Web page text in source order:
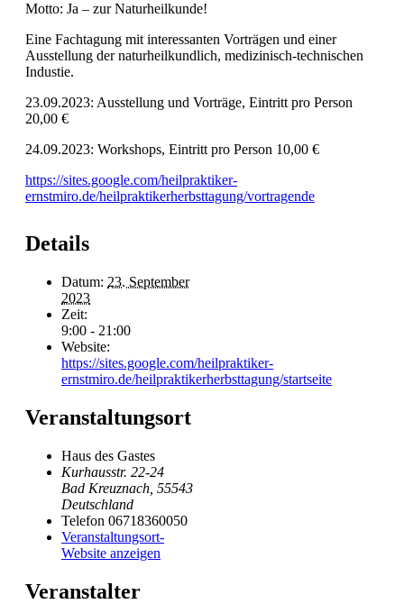
Motto: Ja – zur Naturheilkunde!
Eine Fachtagung mit interessanten Vorträgen und einer
Ausstellung der naturheilkundlich, medizinisch-technischen
Industie.
23.09.2023: Ausstellung und Vorträge, Eintritt pro Person
20,00 €
24.09.2023: Workshops, Eintritt pro Person 10,00 €
https://sites.google.com/heilpraktiker-
ernstmiro.de/heilpraktikerherbsttagung/vortragende
Details
Datum: 23. September
2023
Zeit:
9:00 - 21:00
Website:
https://sites.google.com/heilpraktiker-
ernstmiro.de/heilpraktikerherbsttagung/startseite
Veranstaltungsort
Haus des Gastes
Kurhausstr. 22-24
Bad Kreuznach 55543
Deutschland
Telefon 06718360050
Veranstaltungsort-
Website anzeigen
Veranstalter